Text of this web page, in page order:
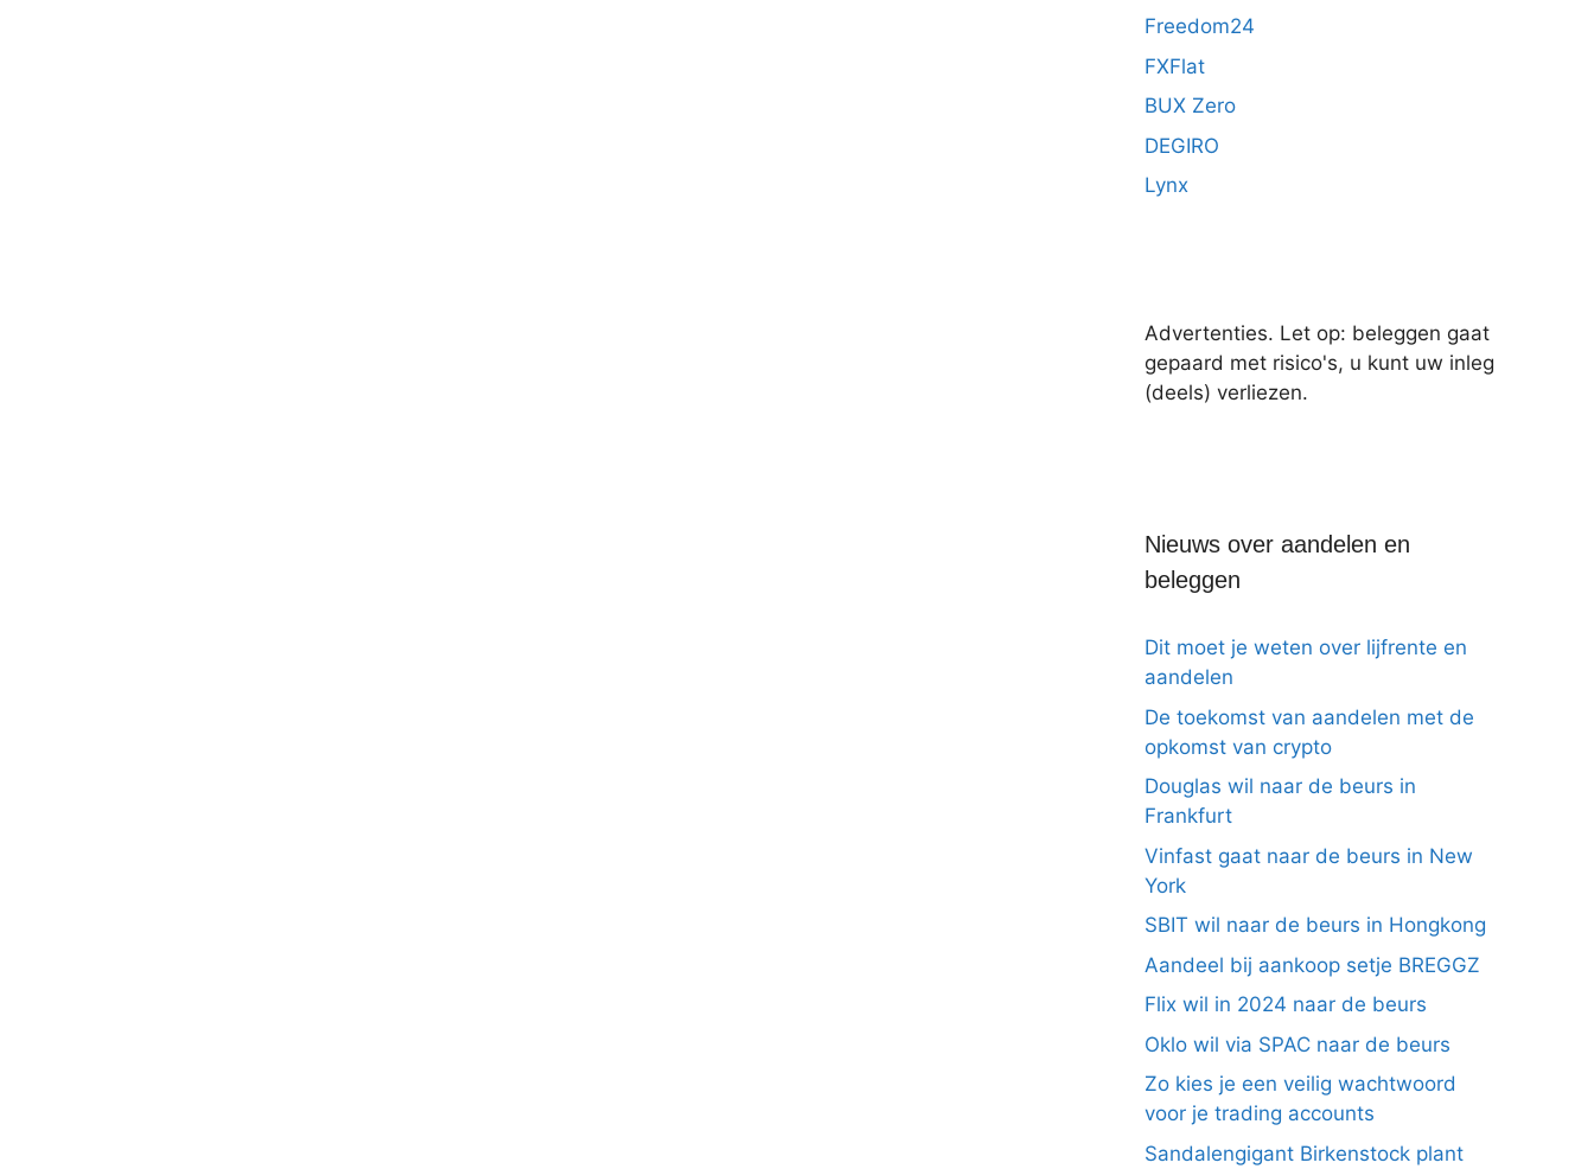
Freedom24
FXFlat
BUX Zero
DEGIRO
Lynx
Advertenties. Let op: beleggen gaat
gepaard met risico's, u kunt uw inleg
(deels) verliezen.
Nieuws over aandelen en
beleggen
Dit moet je weten over lijfrente en
aandelen
De toekomst van aandelen met de
opkomst van crypto
Douglas wil naar de beurs in
Frankfurt
Vinfast gaat naar de beurs in New
York
SBIT wil naar de beurs in Hongkong
Aandeel bij aankoop setje BREGGZ
Flix wil in 2024 naar de beurs
Oklo wil via SPAC naar de beurs
Zo kies je een veilig wachtwoord
voor je trading accounts
Sandalengigant Birkenstock plant